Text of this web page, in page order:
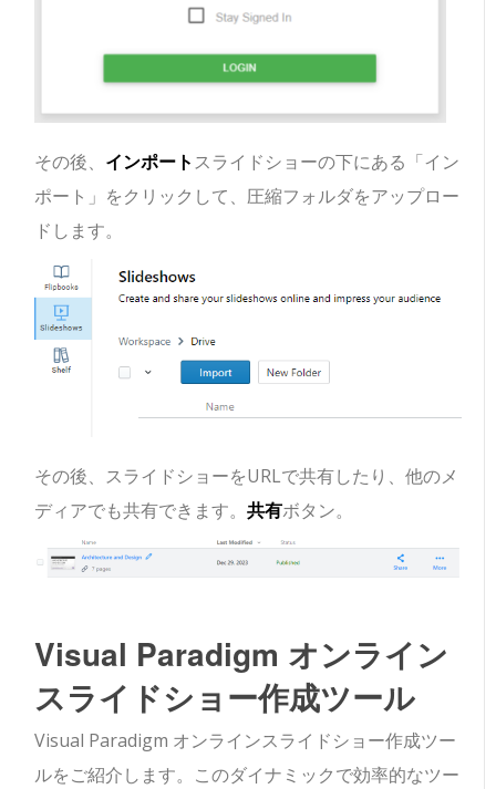
その後、 インポートスライドショーの下にある「イン
ポート」をクリックして、圧縮フォルダをアップロー
ドします。
その後、スライドショーをURLで共有したり、他のメ
ディアでも共有できます。共有ボタン。
Visual Paradigm オンライン
スライドショー作成ツール
Visual Paradigm オンラインスライドショー作成ツー
ルをご紹介します。このダイナミックで効率的なツー